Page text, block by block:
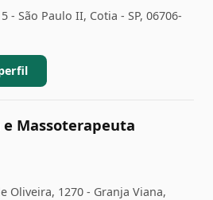
- São Paulo II, Cotia - SP, 06706-
Massoterapeuta
Oliveira, 1270 - Granja Viana,